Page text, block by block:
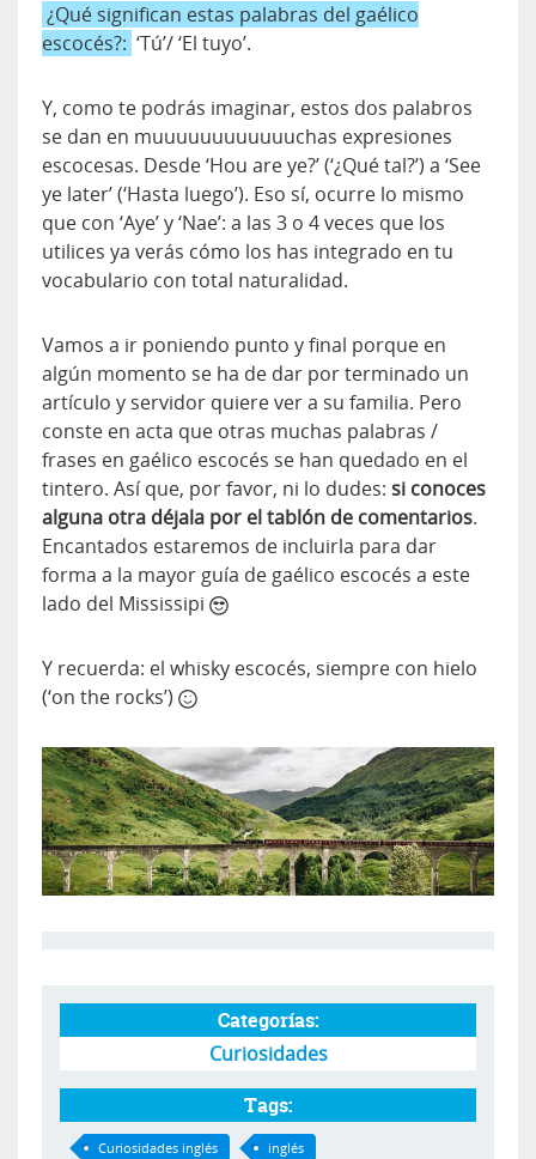
¿Qué significan estas palabras del gaélico
escocés?: ‘Tú’/ ‘El tuyo’.
Y, como te podrás imaginar, estos dos palabros
se dan en muuuuuuuuuuuuchas expresiones
escocesas. Desde ‘Hou are ye?’ (‘¿Qué tal?’) a ‘See
ye later’ (‘Hasta luego’). Eso sí, ocurre lo mismo
que con ‘Aye’ y ‘Nae’: a las 3 o 4 veces que los
utilices ya verás cómo los has integrado en tu
vocabulario con total naturalidad.
Vamos a ir poniendo punto y final porque en
algún momento se ha de dar por terminado un
artículo y servidor quiere ver a su familia. Pero
conste en acta que otras muchas palabras /
frases en gaélico escocés se han quedado en el
tintero. Así que, por favor, ni lo dudes: si conoces
alguna otra déjala por el tablón de comentarios.
Encantados estaremos de incluirla para dar
forma a la mayor guía de gaélico escocés a este
lado del Mississipi
Y recuerda: el whisky escocés, siempre con hielo
(‘on the rocks’)
Categorías:
Curiosidades
Tags:
Curiosidades inglés inglés